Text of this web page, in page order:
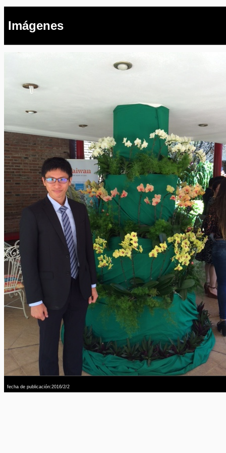
Imágenes
fecha de publicación:2016/2/2